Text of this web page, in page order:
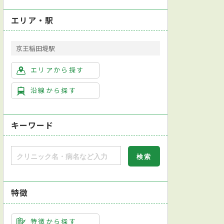
エリア・駅
京王稲田堤駅
エリアから探す
沿線から探す
キーワード
特徴
特徴から探す